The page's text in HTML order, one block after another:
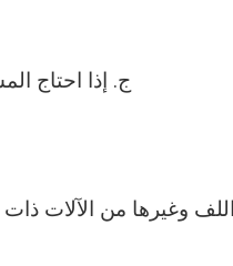
ج. إذا احتاج